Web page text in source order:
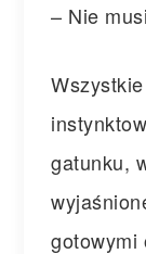
– Nie
gatunku,
gotowymi